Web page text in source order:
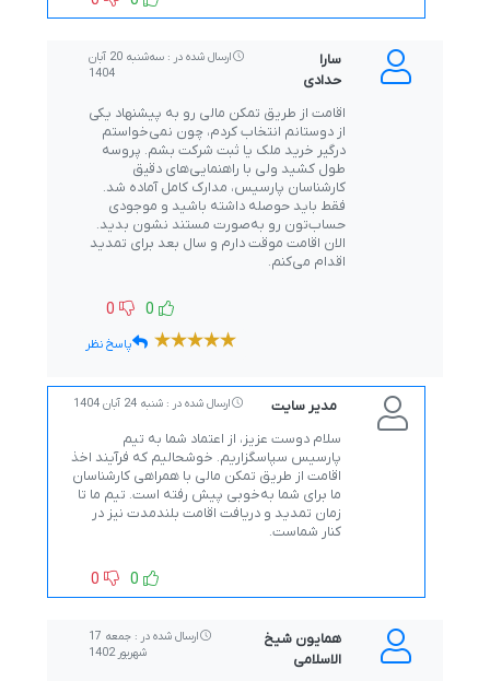
سارا
حدادی
ارسال شده در : ﺳﻪشنبه 20 آبان
1404
اقامت از طریق تمکن مالی رو به پیشنهاد یکی
از دوستانم انتخاب کردم، چون نمی‌خواستم
درگیر خرید ملک یا ثبت شرکت بشم. پروسه
طول کشید ولی با راهنمایی‌های دقیق
کارشناسان پارسیس، مدارک کامل آماده شد.
فقط باید حوصله داشته باشید و موجودی
حساب‌تون رو به‌صورت مستند نشون بدید.
الان اقامت موقت دارم و سال بعد برای تمدید
اقدام می‌کنم.
0
0
پاسخ نظر
مدیر سایت ارسال شده در : شنبه 24 آبان 1404
سلام دوست عزیز، از اعتماد شما به تیم
پارسیس سپاسگزاریم. خوشحالیم که فرآیند اخذ
اقامت از طریق تمکن مالی با همراهی کارشناسان
ما برای شما به‌خوبی پیش رفته است. تیم ما تا
زمان تمدید و دریافت اقامت بلندمدت نیز در
کنار شماست.
0
0
همایون شیخ
الاسلامی
ارسال شده در : جمعه 17
شهریور 1402